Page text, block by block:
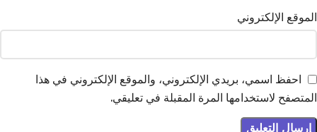
الموقع الإلكتروني
احفظ اسمي، بريدي الإلكتروني، والموقع الإلكتروني في هذا
المتصفح لاستخدامها المرة المقبلة في تعليقي.